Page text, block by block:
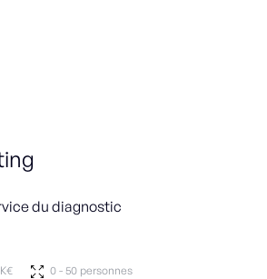
du diagnostic
K€
0 - 50 personnes